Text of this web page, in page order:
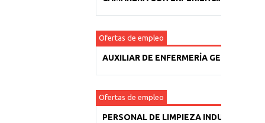
Ofertas de empleo
AUXILIAR DE ENFERMERÍA GERIÁTRICA
Ofertas de empleo
PERSONAL DE LIMPIEZA INDUSTRIAL